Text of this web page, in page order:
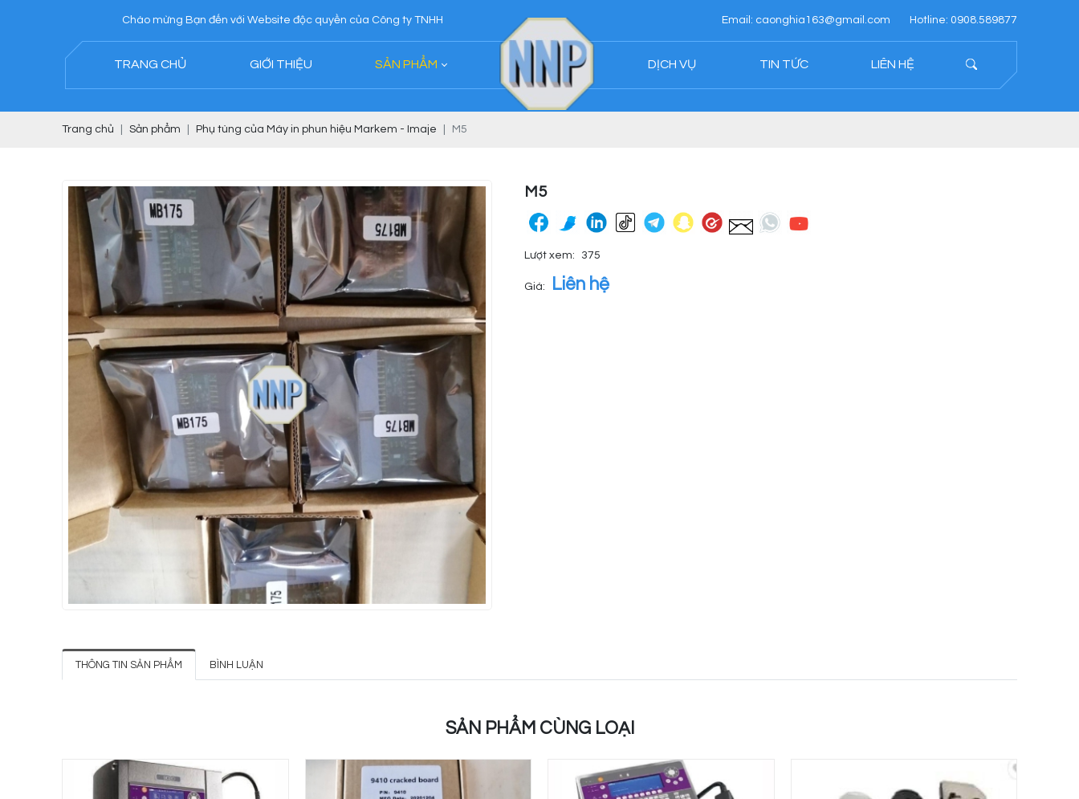
Chào mừng Bạn đến với Website độc quyền của Công ty TNHH Ngân Nhân Phát Email: caonghia163@gmail.com Hotline: 0908.589877
TRANG CHỦ GIỚI THIỆU SẢN PHẨM DỊCH VỤ TIN TỨC LIÊN HỆ
Trang chủ Sản phẩm Phụ tùng của Máy in phun hiệu Markem - Imaje M5
M5
Lượt xem: 375
Giá: Liên hệ
THÔNG TIN SẢN PHẨM BÌNH LUẬN
SẢN PHẨM CÙNG LOẠI